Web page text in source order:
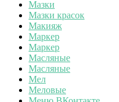
Мазки
Мазки красок
Макияж
Маркер
Маркер
Масляные
Масляные
Мел
Меловые